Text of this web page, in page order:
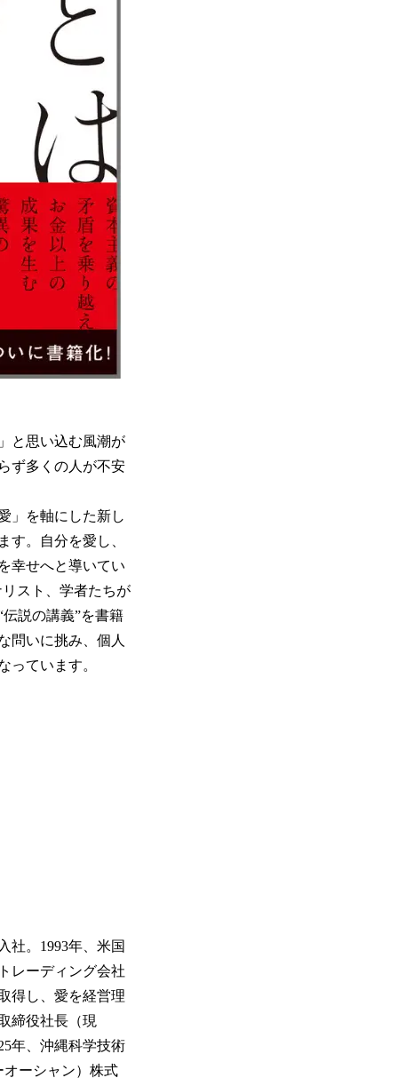
と思い込む風潮が
ず多くの人が不安
」を軸にした新し
す。自分を愛し、
幸せへと導いてい
スト、学者たちが
説の講義”を書籍
問いに挑み、個人
っています。
社。1993年、米国
レーディング会社
得し、愛を経営理
締役社長（現
年、沖縄科学技術
オーシャン）株式